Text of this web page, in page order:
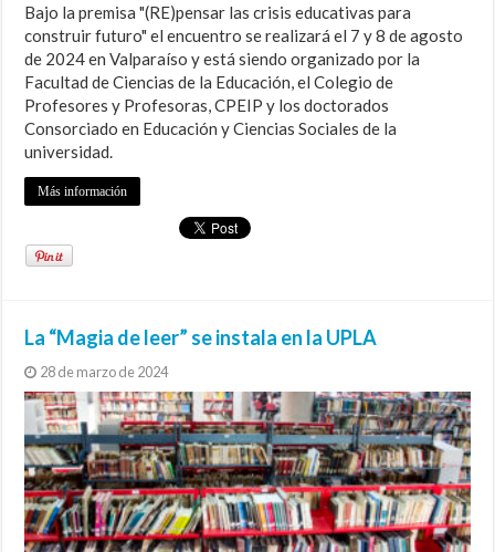
Bajo la premisa "(RE)pensar las crisis educativas para
construir futuro" el encuentro se realizará el 7 y 8 de agosto
de 2024 en Valparaíso y está siendo organizado por la
Facultad de Ciencias de la Educación, el Colegio de
Profesores y Profesoras, CPEIP y los doctorados
Consorciado en Educación y Ciencias Sociales de la
universidad.
Más información
La “Magia de leer” se instala en la UPLA
28 de marzo de 2024